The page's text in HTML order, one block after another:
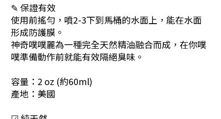
✎ 保證有效
使用前搖勻，噴2-3下到馬桶的水面上，能在水面
形成防護膜。
神奇噗噗麗為一種完全天然精油融合而成，在你噗
噗準備動作前就能有效隔絕臭味。
容量：2 oz (約60ml)
產地：美國